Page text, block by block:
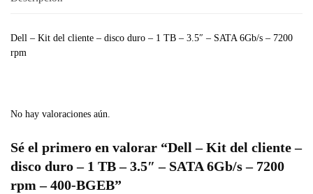
Dell – Kit del cliente – disco duro – 1 TB – 3.5″ – SATA 6Gb/s – 7200
rpm
No hay valoraciones aún.
Sé el primero en valorar “Dell – Kit del cliente –
disco duro – 1 TB – 3.5″ – SATA 6Gb/s – 7200
rpm – 400-BGEB”